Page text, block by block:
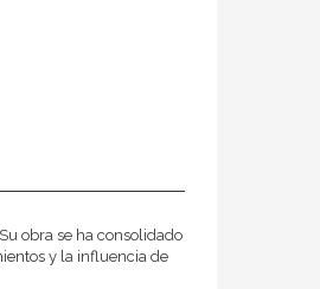
obra se ha consolidado
y la influencia de